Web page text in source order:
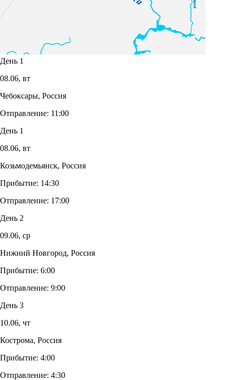
День 1
08.06, вт
Чебоксары, Россия
Отправление: 11:00
День 1
08.06, вт
Козьмодемьянск, Россия
Прибытие: 14:30
Отправление: 17:00
День 2
09.06, ср
Нижний Новгород, Россия
Прибытие: 6:00
Отправление: 9:00
День 3
10.06, чт
Кострома, Россия
Прибытие: 4:00
Отправление: 4:30